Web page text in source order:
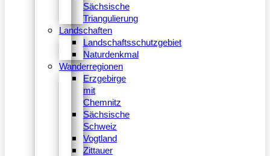
Sächsische
Triangulierung
Landschaften
Landschaftsschutzgebiet
Naturdenkmal
Wanderregionen
Erzgebirge
mit
Chemnitz
Sächsische
Schweiz
Vogtland
Zittauer